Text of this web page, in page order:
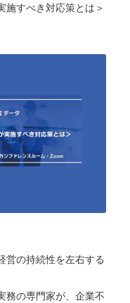
施すべき対応策とは＞
営の持続性を左右する
務の専門家が、企業不